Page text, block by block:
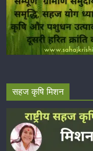
सहज कृषि मिशन